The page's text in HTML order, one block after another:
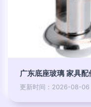
广东底座玻璃 家具
更新时间：2026-08-